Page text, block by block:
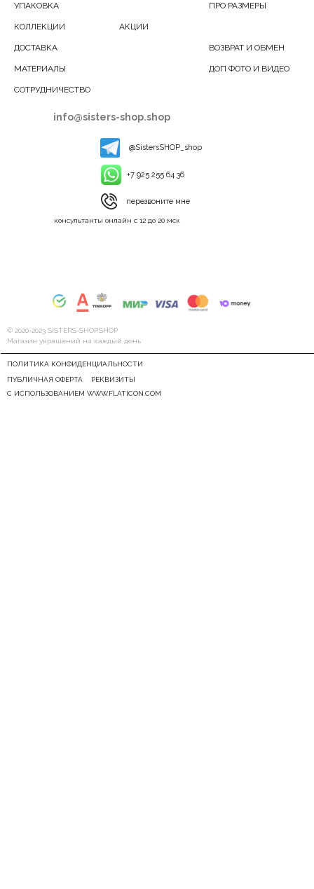
© 2020-2023 SiSTERS-SHOP.SHOP
Магазин украшений на каждый день
info@sisters-shop.shop
УПАКОВКА
ДОСТАВКА
КОЛЛЕКЦИИ
ПРО РАЗМЕРЫ
АКЦИИ
РЕКВИЗИТЫ
ПОЛИТИКА КОНФИДЕНЦИАЛЬНОСТИ
ПУБЛИЧНАЯ ОФЕРТА
ВОЗВРАТ И ОБМЕН
ДОП ФОТО И ВИДЕО
консультанты онлайн с 12 до 20 мск
@SistersSHOP_shop
+7 925 255 64 36
перезвоните мне
МАТЕРИАЛЫ
С ИСПОЛЬЗОВАНИЕМ WWW.FLATICON.COM
СОТРУДНИЧЕСТВО